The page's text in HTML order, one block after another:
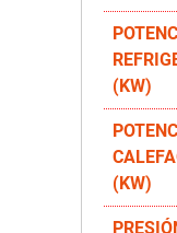
(KW)
(KW)